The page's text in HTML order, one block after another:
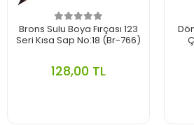
Brons Sulu Boya Fırçası 123
Seri Kısa Sap No:18 (Br-766)
128,00 TL